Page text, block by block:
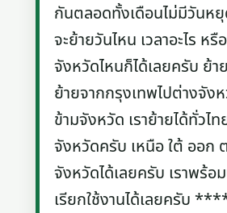
กันตลอดทั้งเดือนไม่มีวันห
จะย้ายวันไหน เวลาอะไร หรื
จังหวัดไหนก็ได้เลยครับ ย้า
ย้ายจากกรุงเทพไปต่างจัง
ข้ามจังหวัด เราย้ายได้ทั่วไ
จังหวัดครับ เหนือ ใต้ ออก
จังหวัดได้เลยครับ เราพร้อ
เรียกใช้งานได้เลยครับ